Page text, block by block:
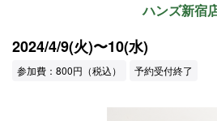
ハンズ新宿
2024/4/9(火)〜10(水)
参加費：800円（税込） 予約受付終了